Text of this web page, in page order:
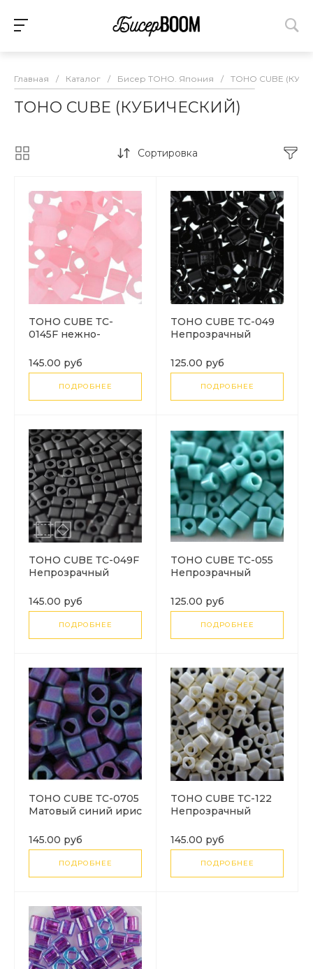
Главная / Каталог / Бисер TOHO. Япония / TOHO CUBE
TOHO CUBE (КУБИЧЕСКИЙ)
Сортировка
TOHO CUBE ТC-
0145F нежно-
матовый (Ceylon
Frosted Innocent
145.00 руб
ПОДРОБНЕЕ
TOHO CUBE ТC-049
Hепрозрачный
125.00 руб
ПОДРОБНЕЕ
TOHO CUBE ТC-049F
Hепрозрачный
(Opaque-Frosted Jet)
145.00 руб
ПОДРОБНЕЕ
TOHO CUBE ТC-055
Hепрозрачный
125.00 руб
ПОДРОБНЕЕ
TOHO CUBE ТC-0705
Матовый синий ирис
Blue)
145.00 руб
ПОДРОБНЕЕ
TOHO CUBE ТC-122
Непрозрачный
навахо (Opaque-
Lustered Navajo
White)
145.00 руб
ПОДРОБНЕЕ